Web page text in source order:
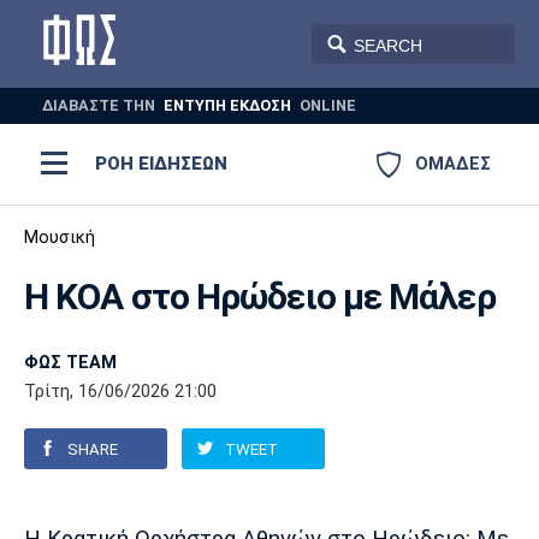
ΔΙΑΒΑΣΤΕ THN ΕΝΤΥΠΗ ΕΚΔΟΣΗ ONLINE
ΟΜΑΔΕΣ
ΡΟΗ ΕΙΔΗΣΕΩΝ
AUTO-MOTO
Ποδόσφαιρο
Super League 1
Super League 2
Ελλάδα
Μπάσκετ
Ελλάδα
EuroLeague
Ολυμπιακοί Αγώνες
ΠόλοΠαναθηναϊκός Ατρόμητος
Μουσική
H KOA στο Ηρώδειο με Μάλερ
ΦΩΣ TEAM
Τρίτη, 16/06/2026 21:00
SHARE TWEET